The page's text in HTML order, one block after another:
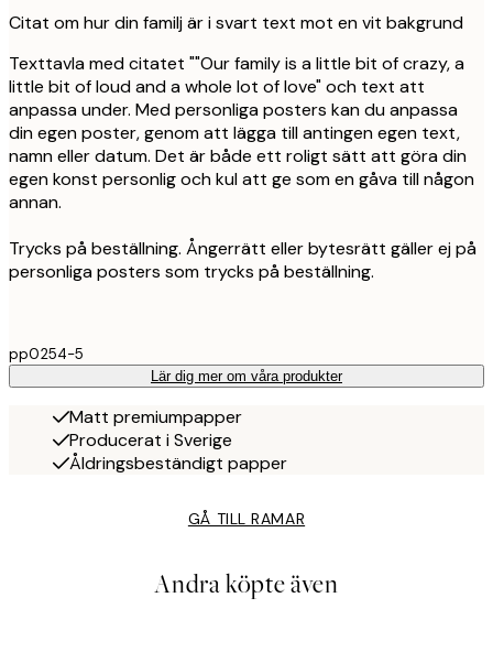
Citat om hur din familj är i svart text mot en vit bakgrund
Texttavla med citatet ""Our family is a little bit of crazy, a
little bit of loud and a whole lot of love" och text att
anpassa under. Med personliga posters kan du anpassa
din egen poster, genom att lägga till antingen egen text,
namn eller datum. Det är både ett roligt sätt att göra din
egen konst personlig och kul att ge som en gåva till någon
annan.
Trycks på beställning. Ångerrätt eller bytesrätt gäller ej på
personliga posters som trycks på beställning.
pp0254-5
Lär dig mer om våra produkter
Matt premiumpapper
Producerat i Sverige
Åldringsbeständigt papper
GÅ TILL RAMAR
Andra köpte även